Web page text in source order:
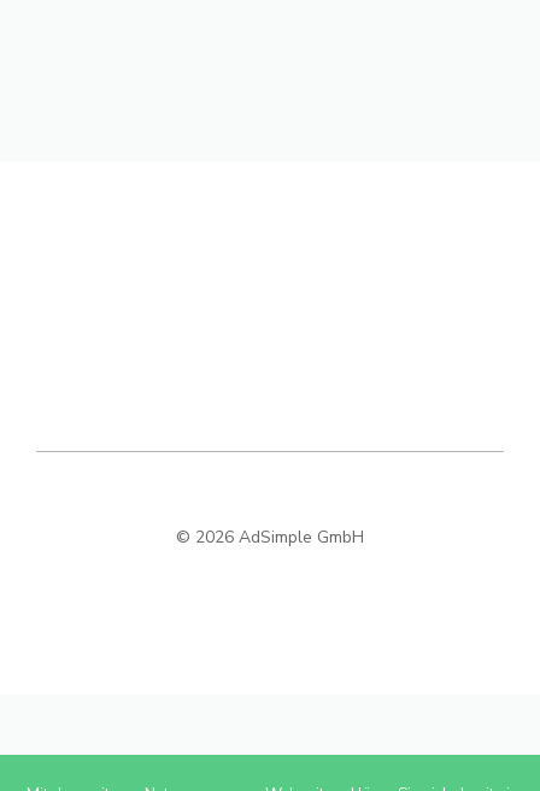
© 2026 AdSimple GmbH